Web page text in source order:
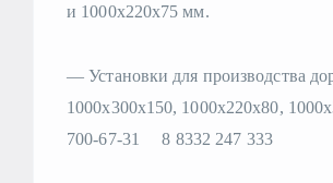
и 1000х220х75 мм.
— Установки для производства
1000х300х150, 1000х220х80,
700-67-31 8 8332 247 333